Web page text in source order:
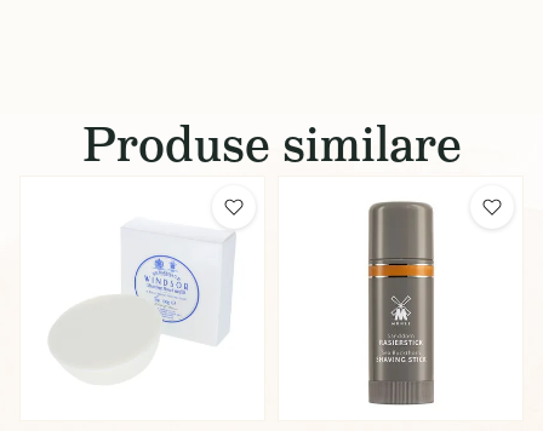
Produse similare